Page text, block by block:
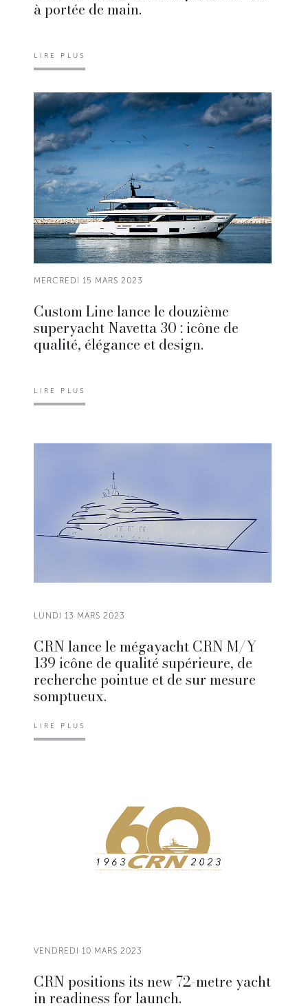
à portée de main.
LIRE PLUS
MERCREDI 15 MARS 2023
Custom Line lance le douzième
superyacht Navetta 30 : icône de
qualité, élégance et design.
LIRE PLUS
LUNDI 13 MARS 2023
CRN lance le mégayacht CRN M/Y
139 icône de qualité supérieure, de
recherche pointue et de sur mesure
somptueux.
LIRE PLUS
VENDREDI 10 MARS 2023
CRN positions its new 72-metre yacht
in readiness for launch.